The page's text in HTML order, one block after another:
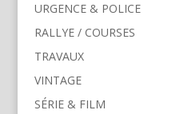
URGENCE & POLICE
RALLYE / COURSES
TRAVAUX
VINTAGE
SÉRIE & FILM